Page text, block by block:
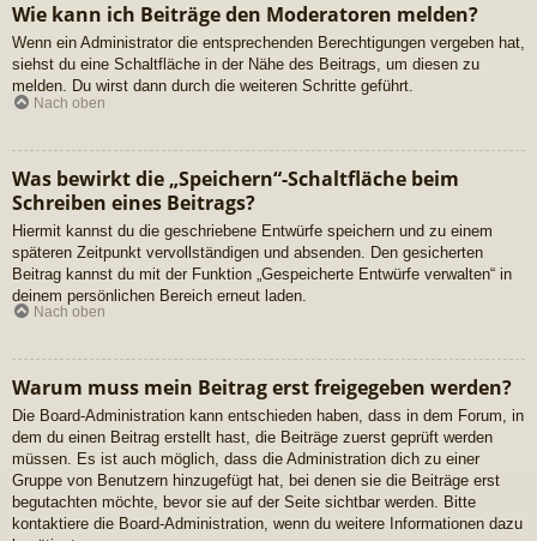
Wie kann ich Beiträge den Moderatoren melden?
Wenn ein Administrator die entsprechenden Berechtigungen vergeben hat,
siehst du eine Schaltfläche in der Nähe des Beitrags, um diesen zu
melden. Du wirst dann durch die weiteren Schritte geführt.
Nach oben
Was bewirkt die „Speichern“-Schaltfläche beim
Schreiben eines Beitrags?
Hiermit kannst du die geschriebene Entwürfe speichern und zu einem
späteren Zeitpunkt vervollständigen und absenden. Den gesicherten
Beitrag kannst du mit der Funktion „Gespeicherte Entwürfe verwalten“ in
deinem persönlichen Bereich erneut laden.
Nach oben
Warum muss mein Beitrag erst freigegeben werden?
Die Board-Administration kann entschieden haben, dass in dem Forum, in
dem du einen Beitrag erstellt hast, die Beiträge zuerst geprüft werden
müssen. Es ist auch möglich, dass die Administration dich zu einer
Gruppe von Benutzern hinzugefügt hat, bei denen sie die Beiträge erst
begutachten möchte, bevor sie auf der Seite sichtbar werden. Bitte
kontaktiere die Board-Administration, wenn du weitere Informationen dazu